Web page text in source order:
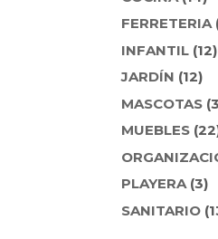
FERRETERIA
INFANTIL 1212
JARDÍN 1212
MASCOTAS
MUEBLES 22
PLAYERA 33
SANITARIO